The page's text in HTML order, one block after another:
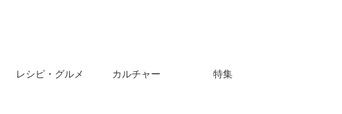
レシピ・グルメ カルチャー 特集